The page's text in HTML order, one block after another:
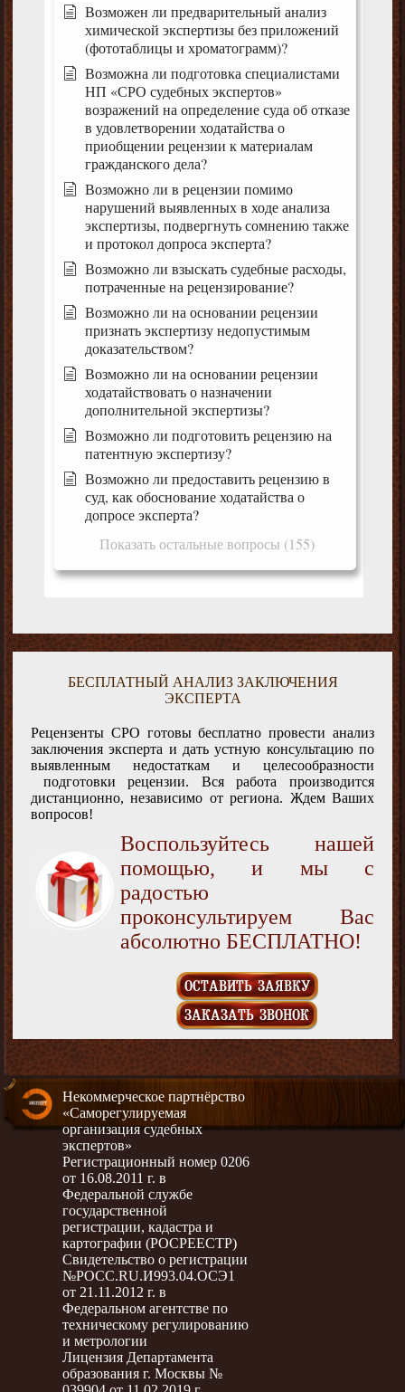
Возможен ли предварительный анализ
химической экспертизы без приложений
(фототаблицы и хроматограмм)?
Возможна ли подготовка специалистами
НП «СРО судебных экспертов»
возражений на определение суда об отказе
в удовлетворении ходатайства о
приобщении рецензии к материалам
гражданского дела?
Возможно ли в рецензии помимо
нарушений выявленных в ходе анализа
экспертизы, подвергнуть сомнению также
и протокол допроса эксперта?
Возможно ли взыскать судебные расходы,
потраченные на рецензирование?
Возможно ли на основании рецензии
признать экспертизу недопустимым
доказательством?
Возможно ли на основании рецензии
ходатайствовать о назначении
дополнительной экспертизы?
Возможно ли подготовить рецензию на
патентную экспертизу?
Возможно ли предоставить рецензию в
суд, как обоснование ходатайства о
допросе эксперта?
Показать остальные вопросы (155)
БЕСПЛАТНЫЙ АНАЛИЗ ЗАКЛЮЧЕНИЯ
ЭКСПЕРТА
Рецензенты СРО готовы бесплатно провести анализ
заключения эксперта и дать устную консультацию по
выявленным недостаткам и целесообразности
подготовки рецензии. Вся работа производится
дистанционно, независимо от региона. Ждем Ваших
вопросов!
Воспользуйтесь нашей
помощью, и мы с
радостью
проконсультируем Вас
абсолютно БЕСПЛАТНО!
ОСТАВИТЬ ЗАЯВКУ
ЗАКАЗАТЬ ЗВОНОК
Некоммерческое партнёрство
«Саморегулируемая
организация судебных
экспертов»
Регистрационный номер 0206
от 16.08.2011 г. в
Федеральной службе
государственной
регистрации, кадастра и
картографии (РОСРЕЕСТР)
Свидетельство о регистрации
№РОСС.RU.И993.04.ОСЭ1
от 21.11.2012 г. в
Федеральном агентстве по
техническому регулированию
и метрологии
Лицензия Департамента
образования г. Москвы №